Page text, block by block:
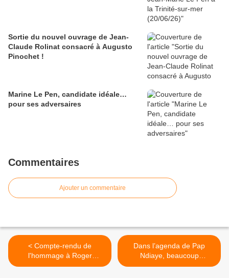
Sortie du nouvel ouvrage de Jean-
Claude Rolinat consacré à Augusto
Pinochet !
Marine Le Pen, candidate idéale…
pour ses adversaires
Commentaires
Ajouter un commentaire
< Compte-rendu de
l'hommage à Roger
Holeindre du 28/01/23
Dans l’agenda de Pap
Ndiaye, beaucoup
d’antiracisme, peu